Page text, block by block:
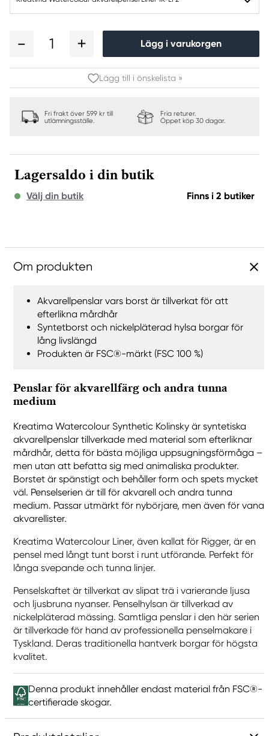
1 Lägg i varukorgen
Lägg till i önskelista »
Fri frakt över 599 kr till
utlämningsställe.
Fria returer.
Öppet köp 30 dagar.
Lagersaldo i din butik
Välj din butik Finns i 2 butiker
Om produkten
Akvarellpenslar vars borst är tillverkat för att
efterlikna mårdhår
Syntetborst och nickelpläterad hylsa borgar för
lång livslängd
Produkten är FSC®-märkt (FSC 100 %)
Penslar för akvarellfärg och andra tunna
medium
Kreatima Watercolour Synthetic Kolinsky är syntetiska
akvarellpenslar tillverkade med material som efterliknar
mårdhår, detta för bästa möjliga uppsugningsförmåga –
men utan att befatta sig med animaliska produkter.
Borstet är spänstigt och behåller form och spets mycket
väl. Penselserien är till för akvarell och andra tunna
medium. Passar utmärkt för nybörjare, men även för vana
akvarellister.
Kreatima Watercolour Liner, även kallat för Rigger, är en
pensel med långt tunt borst i runt utförande. Perfekt för
långa svepande och tunna linjer.
Penselskaftet är tillverkat av slipat trä i varierande ljusa
och ljusbruna nyanser. Penselhylsan är tillverkad av
nickelpläterad mässing. Samtliga penslar i den här serien
är tillverkade för hand av professionella penselmakare i
Tyskland. Deras traditionella hantverk borgar för högsta
kvalitet.
Denna produkt innehåller endast material från FSC®-
certifierade skogar.